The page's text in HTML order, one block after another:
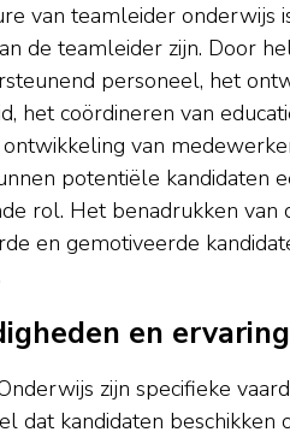
van teamleider
de teamleider zijn. Door
personeel, het
het coördineren van
van
potentiële kandidaten
rol. Het benadrukken
en gemotiveerde
en
zijn specifieke
dat kandidaten